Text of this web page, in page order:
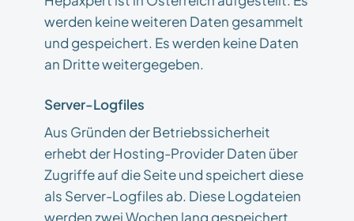
werden keine weiteren Daten gesammelt
und gespeichert. Es werden keine Daten
an Dritte weitergegeben.
Server-Logfiles
Aus Gründen der Betriebssicherheit
erhebt der Hosting-Provider Daten über
Zugriffe auf die Seite und speichert diese
als Server-Logfiles ab. Diese Logdateien
werden zwei Wochen lang gespeichert